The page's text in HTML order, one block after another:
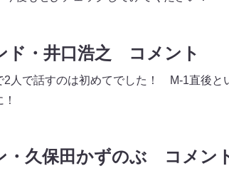
ド・井口浩之 コメント
2人で話すのは初めてでした！ M-1直後と
・久保田かずのぶ コメン